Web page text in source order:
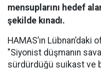
mensuplarını hedef
şekilde kınadı.
HAMAS’ın Lübnan’daki
"Siyonist düşmanın
sürdürdüğü suikast ve